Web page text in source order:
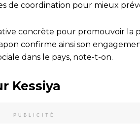
de coordination pour mieux
concrète pour promouvoir la
confirme ainsi son
dans le pays, note-t-on.
Kessiya
PUBLICITÉ